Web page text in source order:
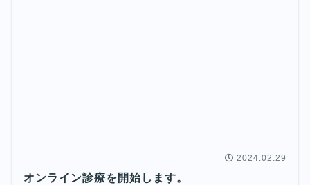
2024.02.29
オンライン診療を開始します。